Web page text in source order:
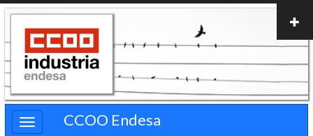
Pasar
contenido
principal
CCOO Endesa